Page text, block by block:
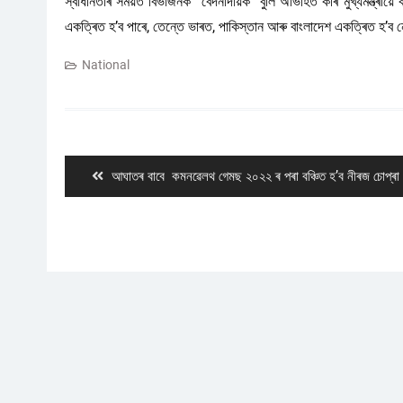
একত্ৰিত হ’ব পাৰে, তেন্তে ভাৰত, পাকিস্তান আৰু বাংলাদেশ একত্ৰিত হ’ব
National
Previous
post:
আঘাতৰ বাবে কমনৱেলথ গেমছ ২০২২ ৰ পৰা বঞ্চিত হ’ব নীৰজ চোপ্ৰা